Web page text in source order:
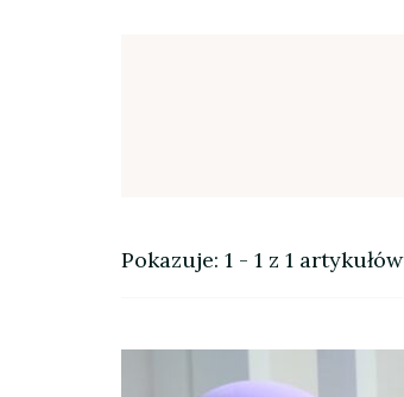
Pokazuje: 1 - 1 z 1 artykułów